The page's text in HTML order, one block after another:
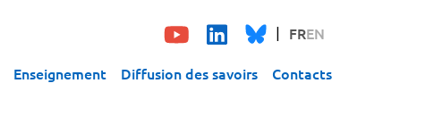
FREN
Enseignement Diffusion des savoirs Contacts